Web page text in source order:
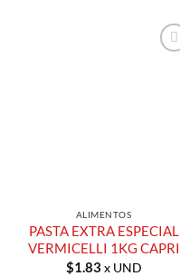
ALIMENTOS
PASTA EXTRA ESPECIAL
VERMICELLI 1KG CAPRI
$1.83x UND